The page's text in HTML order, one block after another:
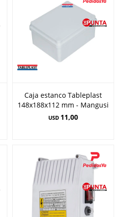
Caja estanco Tableplast
148x188x112 mm - Mangusi
USD 11,00